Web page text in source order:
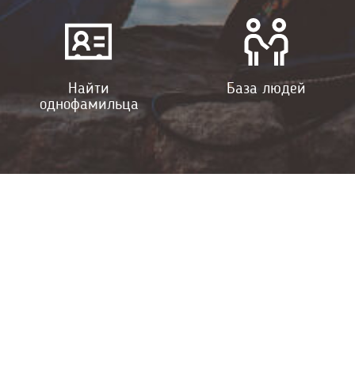
Найти
однофамильца
База людей